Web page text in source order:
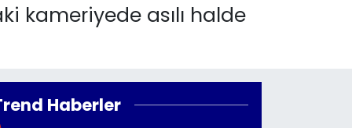
kameriyede asılı halde
Haberler